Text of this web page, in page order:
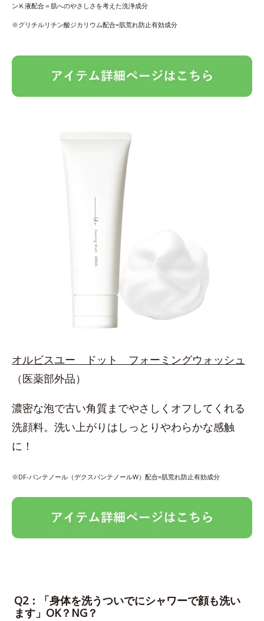
ンＫ液配合＝肌へのやさしさを考えた洗浄成分
※グリチルリチン酸ジカリウム配合=肌荒れ防止有効成分
オルビスユー ドット フォーミングウォッシュ
（医薬部外品）
濃密な泡で古い角質までやさしくオフしてくれる
洗顔料。洗い上がりはしっとりやわらかな感触
に！
※DF-パンテノール（デクスパンテノールW）配合=肌荒れ防止有効成分
Q2：「身体を洗うついでにシャワーで顔も洗い
ます」OK？NG？